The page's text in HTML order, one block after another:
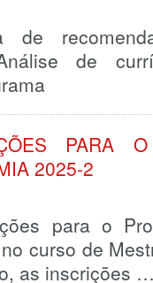
de
de
PARA
2025-2
para o
curso de
as inscrições